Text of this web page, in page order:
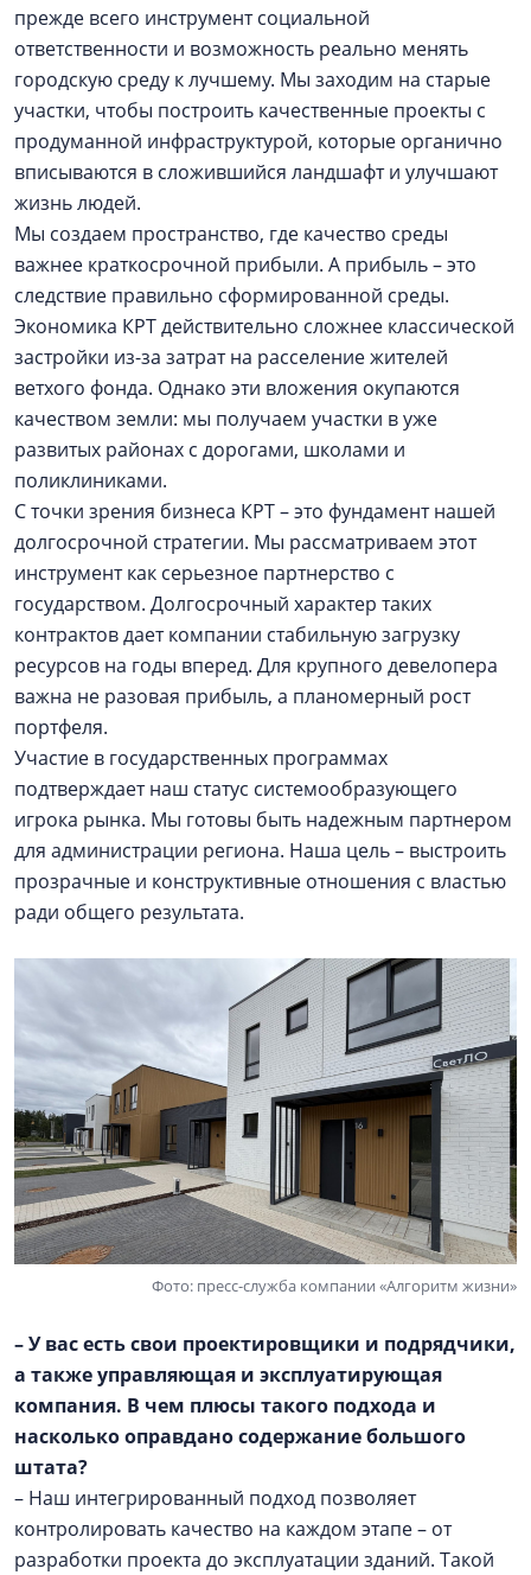
прежде всего инструмент социальной
ответственности и возможность реально менять
городскую среду к лучшему. Мы заходим на старые
участки, чтобы построить качественные проекты с
продуманной инфраструктурой, которые органично
вписываются в сложившийся ландшафт и улучшают
жизнь людей.
Мы создаем пространство, где качество среды
важнее краткосрочной прибыли. А прибыль – это
следствие правильно сформированной среды.
Экономика КРТ действительно сложнее классической
застройки из-за затрат на расселение жителей
ветхого фонда. Однако эти вложения окупаются
качеством земли: мы получаем участки в уже
развитых районах с дорогами, школами и
поликлиниками.
С точки зрения бизнеса КРТ – это фундамент нашей
долгосрочной стратегии. Мы рассматриваем этот
инструмент как серьезное партнерство с
государством. Долгосрочный характер таких
контрактов дает компании стабильную загрузку
ресурсов на годы вперед. Для крупного девелопера
важна не разовая прибыль, а планомерный рост
портфеля.
Участие в государственных программах
подтверждает наш статус системообразующего
игрока рынка. Мы готовы быть надежным партнером
для администрации региона. Наша цель – выстроить
прозрачные и конструктивные отношения с властью
ради общего результата.
Фото: пресс-служба компании «Алгоритм жизни»
– У вас есть свои проектировщики и подрядчики,
а также управляющая и эксплуатирующая
компания. В чем плюсы такого подхода и
насколько оправдано содержание большого
штата?
– Наш интегрированный подход позволяет
контролировать качество на каждом этапе – от
разработки проекта до эксплуатации зданий. Такой